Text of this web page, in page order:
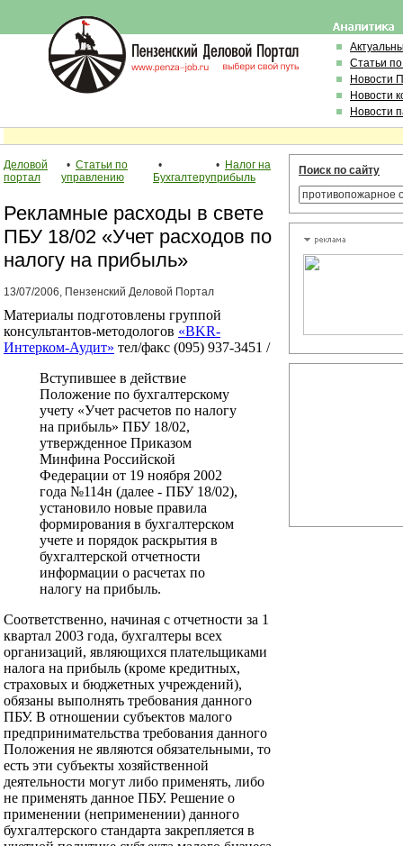
Статьи
Новости
Новости
Новости
Деловой
портал
• Статьи по
управлению
•
Бухгалтеру
• Налог на
прибыль
Рекламные расходы в свете
ПБУ 18/02 «Учет расходов по
налогу на прибыль»
13/07/2006, Пензенский Деловой Портал
Материалы подготовлены группой
консультантов-методологов «BKR-
Интерком-Аудит» тел/факс (095) 937-3451 /
Вступившее в действие
Положение по бухгалтерскому
учету «Учет расчетов по налогу
на прибыль» ПБУ 18/02,
утвержденное Приказом
Минфина Российской
Федерации от 19 ноября 2002
года №114н (далее - ПБУ 18/02),
установило новые правила
формирования в бухгалтерском
учете и порядок раскрытия в
бухгалтерской отчетности
информации о расчетах по
налогу на прибыль.
Соответственно, начиная с отчетности за 1
квартал 2003 года, бухгалтеры всех
организаций, являющихся плательщиками
налога на прибыль (кроме кредитных,
страховых и бюджетных учреждений),
обязаны выполнять требования данного
ПБУ. В отношении субъектов малого
предпринимательства требования данного
Положения не являются обязательными, то
есть эти субъекты хозяйственной
деятельности могут либо применять, либо
не применять данное ПБУ. Решение о
применении (неприменении) данного
бухгалтерского стандарта закрепляется в
Поиск по сайту